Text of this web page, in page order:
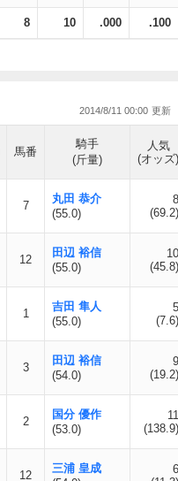
8 10 .000 .100
2014/8/11 00:00
馬番
騎手
(斤量)
人気
(オッズ)
7
丸田 恭介
(55.0)
8
(69.2)
12
田辺 裕信
(55.0)
10
(45.8)
1
吉田 隼人
(55.0)
5
(7.6)
3
田辺 裕信
(54.0)
9
(19.2)
2
国分 優作
(53.0)
11
(138.9)
12
三浦 皇成
6